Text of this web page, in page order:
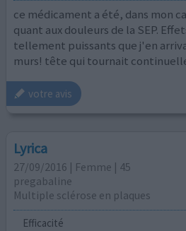
ce médicament a été, dans mon
quant aux douleurs de la SEP.
tellement puissants que j'en
murs! tête qui tournait
votre avis
Lyrica
27/09/2016 | Femme | 45
pregabaline
Multiple sclérose en plaques
Efficacité